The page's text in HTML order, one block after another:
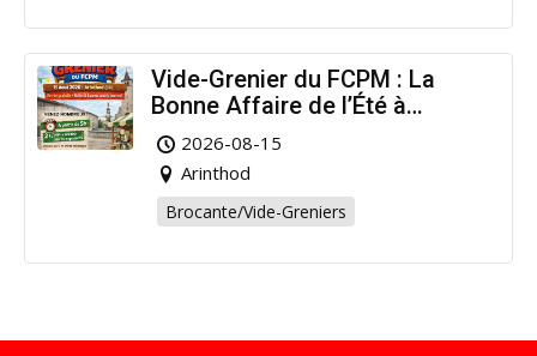
Vide-Grenier du FCPM : La
Bonne Affaire de l’Été à
Arinthod !
2026-08-15
Arinthod
Brocante/Vide-Greniers